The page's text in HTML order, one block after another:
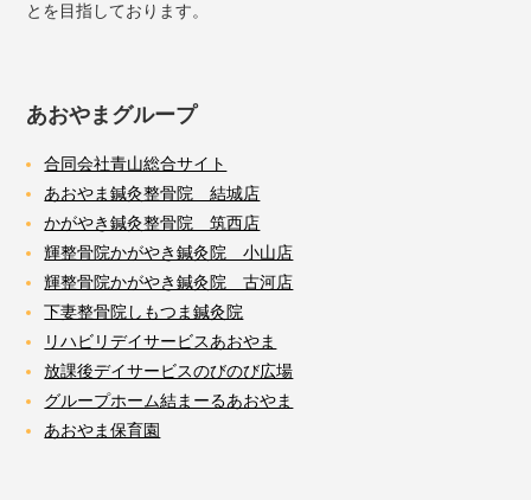
とを目指しております。
あおやまグループ
合同会社青山総合サイト
あおやま鍼灸整骨院 結城店
かがやき鍼灸整骨院 筑西店
輝整骨院かがやき鍼灸院 小山店
輝整骨院かがやき鍼灸院 古河店
下妻整骨院しもつま鍼灸院
リハビリデイサービスあおやま
放課後デイサービスのびのび広場
グループホーム結まーるあおやま
あおやま保育園